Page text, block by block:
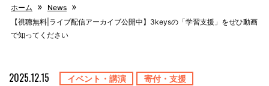
ホーム » News »
【視聴無料|ライブ配信アーカイブ公開中】3keysの「学習支援」をぜひ動画
で知ってください
2025.12.15 イベント・講演 寄付・支援